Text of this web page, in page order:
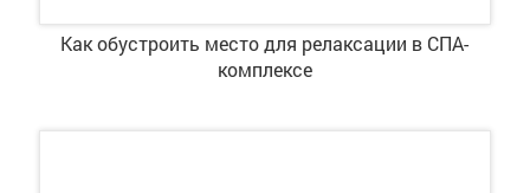
Как обустроить место для релаксации в СПА-
комплексе